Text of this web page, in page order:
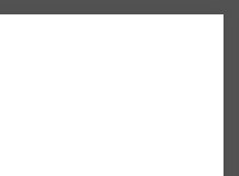
Новинки